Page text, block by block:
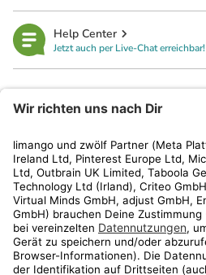
Help Center
Jetzt auch per Live-Chat erreichbar!
Kundenservice
Shop
Aktionen